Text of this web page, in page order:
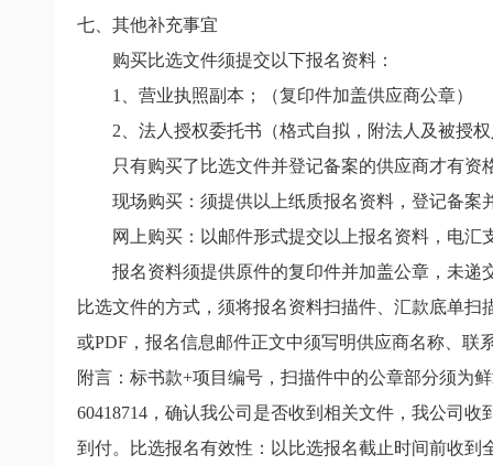
七、其他补充事宜
购买比选文件须提交以下报名资料：
1
、营业执照副本；（复印件加盖供应商公章）
2 、法人授权委托书（格式自拟，附法人及被授
只有购买了比选文件并登记备案的供应商才有资
现场购买：须提供以上纸质报名资料，登记备案
网上购买： 以邮件形式提交以上报名资料，电
报名资料须提供原件的复印件并加盖公章，未递
比选文件的方式，须将报名资料扫描件、汇款底单扫
或PDF ，报名信息邮件正文中须写明供应商名称、
附言：标书款+项目编号，扫描件中的公章部分须为
60418714 ，确认我公司是否收到相关文件，我公司
到付。比选报名有效性：以比选报名截止时间前收